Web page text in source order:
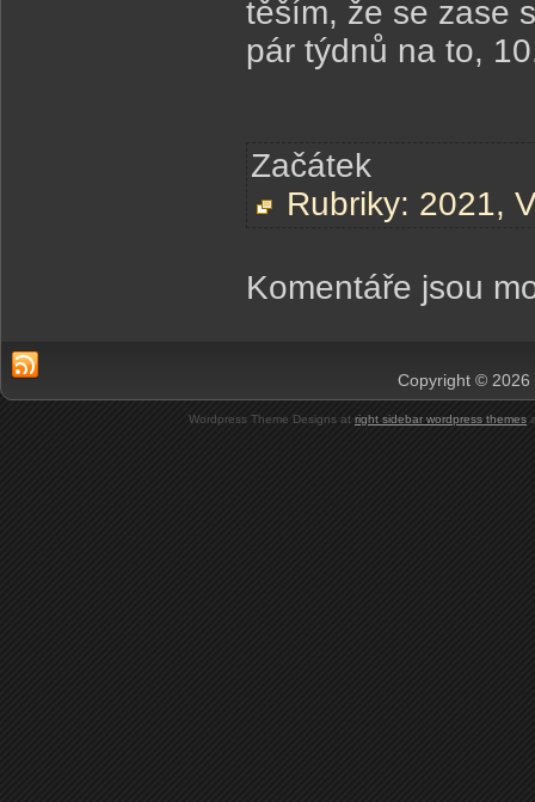
těším, že se zase
pár týdnů na to,
Začátek
Rubriky: 2021,
Komentáře jsou
Copyright © 2026
Wordpress Theme Designs at right sidebar wordpress themes